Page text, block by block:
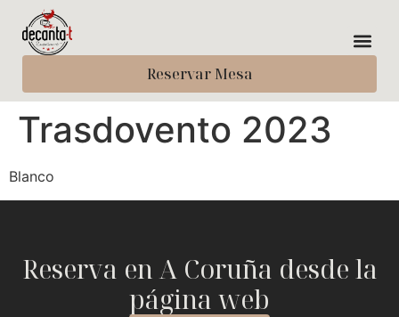
Reservar Mesa
Trasdovento 2023
Blanco
Reserva en A Coruña desde la
página web